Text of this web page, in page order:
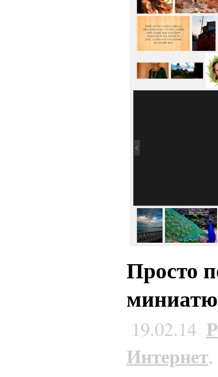
Просто
19.02.14
Интернет,